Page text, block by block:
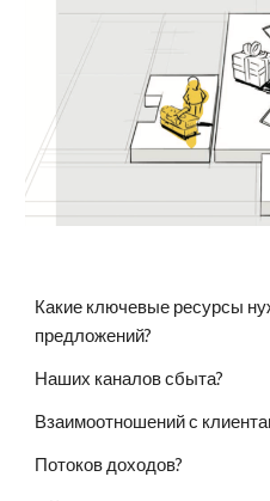
Какие ключевые ресурсы
предложений?
Наших каналов сбыта?
Взаимоотношений с
Потоков доходов?